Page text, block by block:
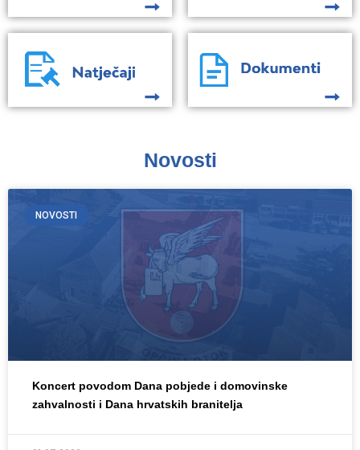
Novosti
NOVOSTI
Koncert povodom Dana pobjede i domovinske
zahvalnosti i Dana hrvatskih branitelja